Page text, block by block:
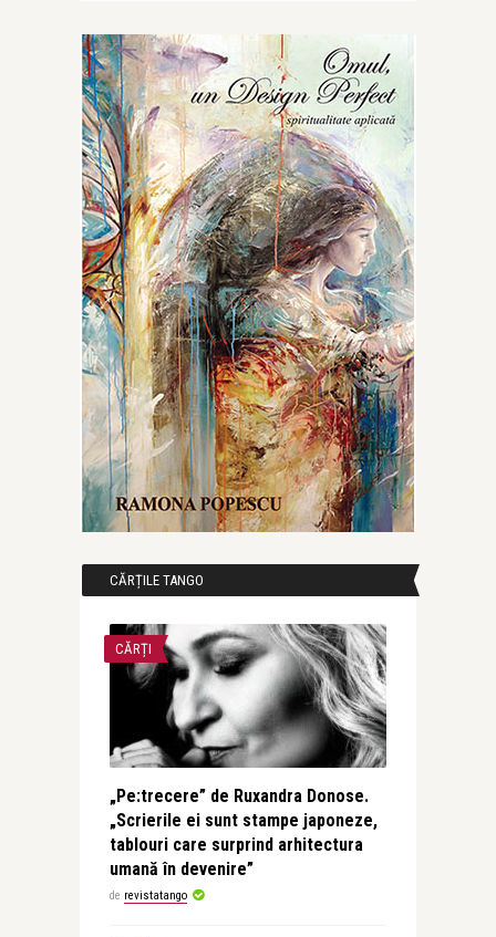
CĂRȚILE TANGO
CĂRȚI
„Pe:trecere” de Ruxandra Donose.
„Scrierile ei sunt stampe japoneze,
tablouri care surprind arhitectura
umană în devenire”
de revistatango